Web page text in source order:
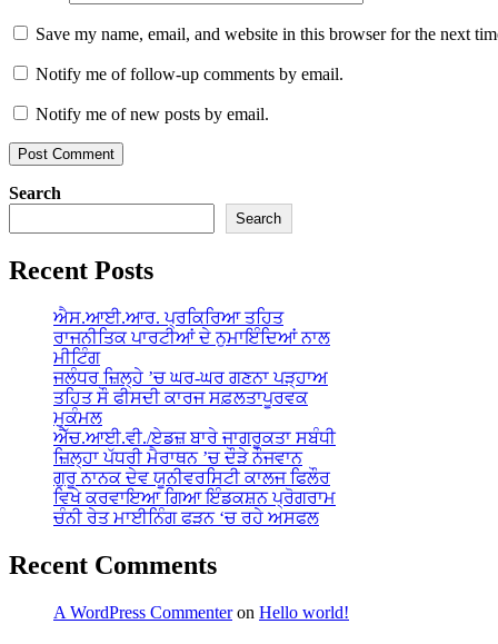
Save my name, email, and website in this browser for the next
Notify me of follow-up comments by email.
Notify me of new posts by email.
Search
Search
Recent Posts
ਐਸ.ਆਈ.ਆਰ. ਪ੍ਰਕਿਰਿਆ ਤਹਿਤ
ਰਾਜਨੀਤਿਕ ਪਾਰਟੀਆਂ ਦੇ ਨੁਮਾਇੰਦਿਆਂ ਨਾਲ
ਮੀਟਿੰਗ
ਜਲੰਧਰ ਜ਼ਿਲ੍ਹੇ ’ਚ ਘਰ-ਘਰ ਗਣਨਾ ਪੜ੍ਹਾਅ
ਤਹਿਤ ਸੌ ਫੀਸਦੀ ਕਾਰਜ ਸਫ਼ਲਤਾਪੂਰਵਕ
ਮੁਕੰਮਲ
ਐੱਚ.ਆਈ.ਵੀ./ਏਡਜ਼ ਬਾਰੇ ਜਾਗਰੂਕਤਾ ਸਬੰਧੀ
ਜ਼ਿਲ੍ਹਾ ਪੱਧਰੀ ਮੈਰਾਥਨ ’ਚ ਦੌੜੇ ਨੌਜਵਾਨ
ਗੁਰੂ ਨਾਨਕ ਦੇਵ ਯੂਨੀਵਰਸਿਟੀ ਕਾਲਜ ਫਿਲੌਰ
ਵਿਖੇ ਕਰਵਾਇਆ ਗਿਆ ਇੰਡਕਸ਼ਨ ਪ੍ਰੋਗਰਾਮ
ਚੰਨੀ ਰੇਤ ਮਾਈਨਿੰਗ ਫੜਨ ‘ਚ ਰਹੇ ਅਸਫਲ
Recent Comments
A WordPress Commenteron Hello world!